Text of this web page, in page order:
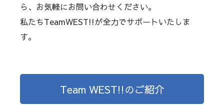
ら、お気軽にお問い合わせください。
私たちTeamWEST!!が全力でサポートいたしま
す。
Team WEST!!のご紹介